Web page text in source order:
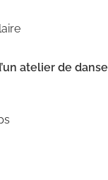
atelier de